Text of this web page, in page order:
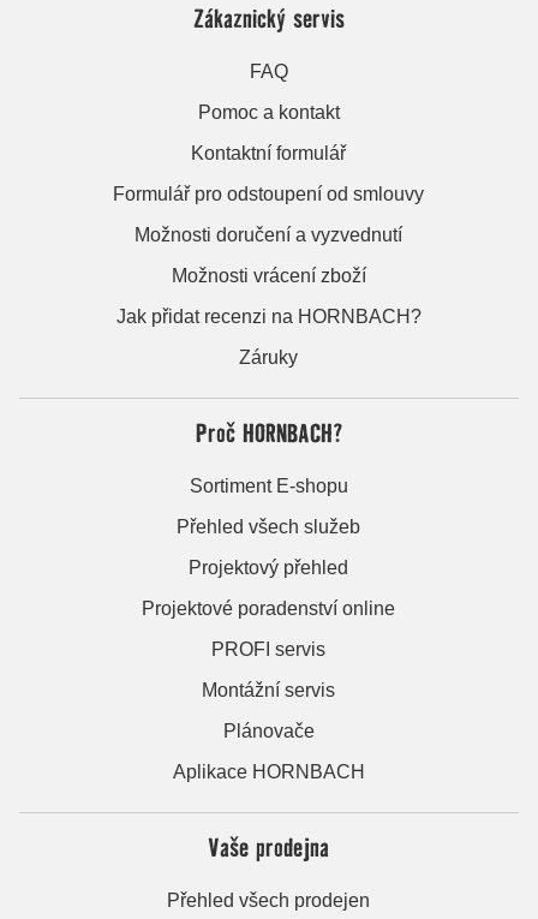
Zákaznický servis
FAQ
Pomoc a kontakt
Kontaktní formulář
Formulář pro odstoupení od smlouvy
Možnosti doručení a vyzvednutí
Možnosti vrácení zboží
Jak přidat recenzi na HORNBACH?
Záruky
Proč HORNBACH?
Sortiment E-shopu
Přehled všech služeb
Projektový přehled
Projektové poradenství online
PROFI servis
Montážní servis
Plánovače
Aplikace HORNBACH
Vaše prodejna
Přehled všech prodejen